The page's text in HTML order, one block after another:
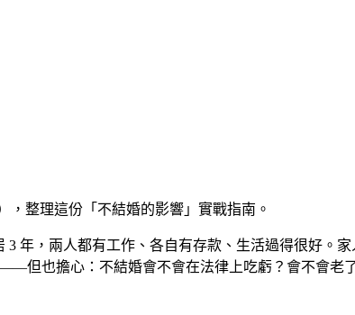
，整理這份「不結婚的影響」實戰指南。
年，兩人都有工作、各自有存款、生活過得很好。
但也擔心：不結婚會不會在法律上吃虧？會不會老